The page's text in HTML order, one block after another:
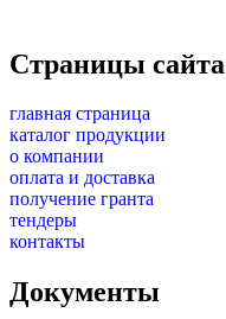
Страницы сайта
главная страница
каталог продукции
о компании
оплата и доставка
получение гранта
тендеры
контакты
Документы